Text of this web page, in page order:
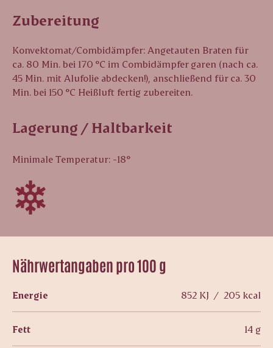
Nährwertangaben pro 100 g
Energie 852 KJ / 205 kcal
Fett 14 g
Zubereitung
Konvektomat/Combidämpfer: Angetauten Braten für
ca. 80 Min. bei 170 °C im Combidämpfer garen (nach ca.
45 Min. mit Alufolie abdecken!), anschließend für ca. 30
Min. bei 150 °C Heißluft fertig zubereiten.
Lagerung / Haltbarkeit
Minimale Temperatur: -18°